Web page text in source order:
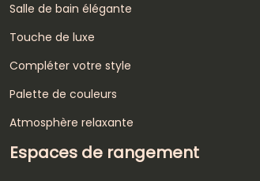
Salle de bain élégante
Touche de luxe
Compléter votre style
Palette de couleurs
Atmosphère relaxante
Espaces de rangement